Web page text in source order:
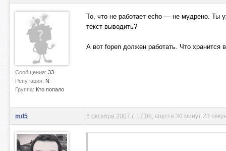
Сообщения: 33
Репутация: N
Группа: Кто попало
То, что не работает echo — не мудрено. Ты
текст выводить?
А вот fopen должен работать. Что хранится
md5 6 октября 2007 г. 17:08 , спустя 30 минут 23